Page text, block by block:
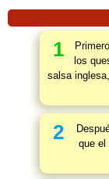
1
los
salsa
2
que el